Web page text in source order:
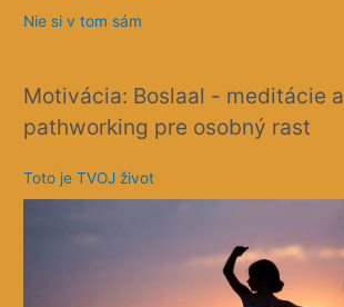
Nie si v tom sám
Motivácia: Boslaal - meditácie a
pathworking pre osobný rast
Toto je TVOJ život